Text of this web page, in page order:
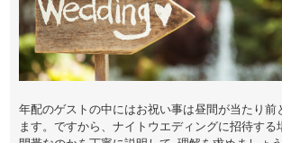
年配のゲストの中にはお祝い事は昼間が当たり前
ます。ですから、ナイトウエディングに招待す